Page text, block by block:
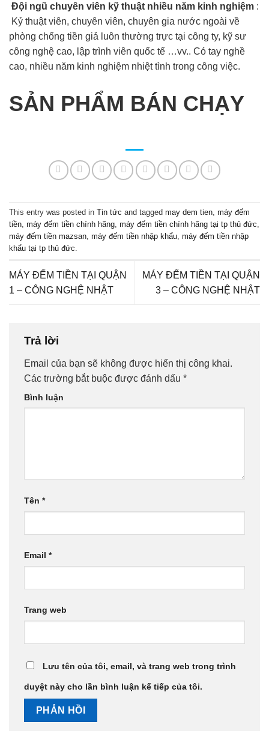
Đội ngũ chuyên viên kỹ thuật nhiều năm kinh nghiệm :
Kỷ thuật viên, chuyên viên, chuyên gia nước ngoài về
phòng chống tiền giả luôn thường trực tại công ty, kỹ sư
công nghệ cao, lập trình viên quốc tế …vv.. Có tay nghề
cao, nhiều năm kinh nghiệm nhiệt tình trong công việc.
SẢN PHẨM BÁN CHẠY
This entry was posted in Tin tức and tagged may dem tien, máy đếm
tiền, máy đếm tiền chính hãng, máy đếm tiền chính hãng tại tp thủ đức,
máy đếm tiền mazsan, máy đếm tiền nhập khẩu, máy đếm tiền nhập
khẩu tại tp thủ đức.
MÁY ĐẾM TIỀN TẠI QUẬN
1 – CÔNG NGHỆ NHẬT
MÁY ĐẾM TIỀN TẠI QUẬN
3 – CÔNG NGHỆ NHẬT
Trả lời
Email của bạn sẽ không được hiển thị công khai.
Các trường bắt buộc được đánh dấu *
Bình luận
Tên *
Email *
Trang web
Lưu tên của tôi, email, và trang web trong trình
duyệt này cho lần bình luận kế tiếp của tôi.